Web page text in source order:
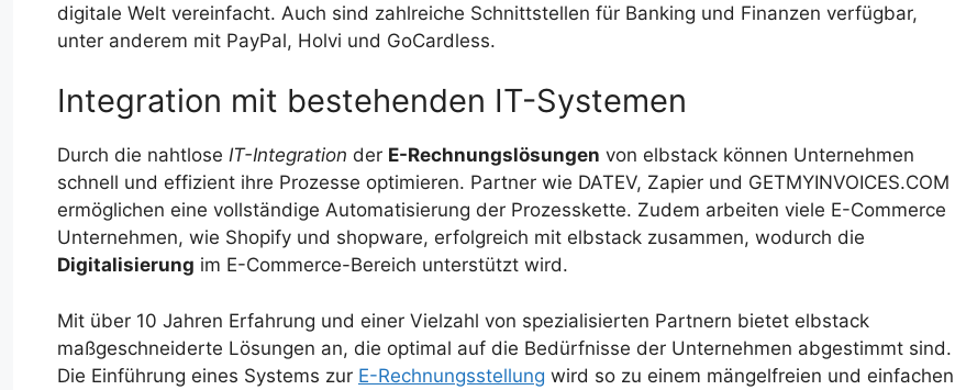
digitale Welt vereinfacht. Auch sind zahlreiche Schnittstellen für Banking und Finanzen verfügbar,
unter anderem mit PayPal, Holvi und GoCardless.
Integration mit bestehenden IT-Systemen
Durch die nahtlose IT-Integration der E-Rechnungslösungen von elbstack können Unternehmen
schnell und effizient ihre Prozesse optimieren. Partner wie DATEV, Zapier und GETMYINVOICES.COM
ermöglichen eine vollständige Automatisierung der Prozesskette. Zudem arbeiten viele E-Commerce
Unternehmen, wie Shopify und shopware, erfolgreich mit elbstack zusammen, wodurch die
Digitalisierung im E-Commerce-Bereich unterstützt wird.
Mit über 10 Jahren Erfahrung und einer Vielzahl von spezialisierten Partnern bietet elbstack
maßgeschneiderte Lösungen an, die optimal auf die Bedürfnisse der Unternehmen abgestimmt sind.
Die Einführung eines Systems zur E-Rechnungsstellung wird so zu einem mängelfreien und einfachen